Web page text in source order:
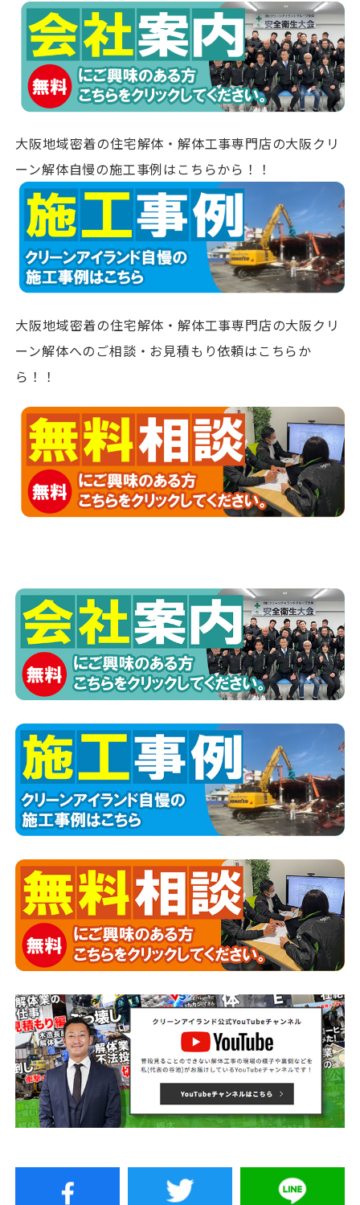
大阪地域密着の住宅解体・解体工事専門店の大阪クリ
ーン解体自慢の施工事例はこちらから！！
大阪地域密着の住宅解体・解体工事専門店の大阪クリ
ーン解体へのご相談・お見積もり依頼はこちらか
ら！！